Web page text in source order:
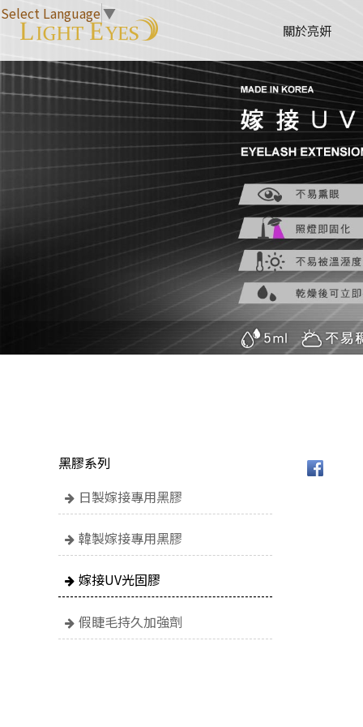
Select Language▼
關於亮妍
黑膠系列
日製嫁接專用黑膠
韓製嫁接專用黑膠
嫁接UV光固膠
假睫毛持久加強劑